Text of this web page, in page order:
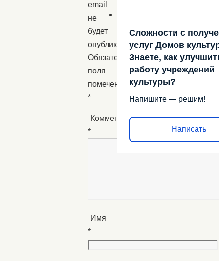
email
не
будет
опубликован.
Обязательные
поля
помечены
*
Комментарий
*
Имя
*
Сложности с
услуг Домов
Знаете, как
работу учреждений
культуры?
Напишите — решим!
Написать